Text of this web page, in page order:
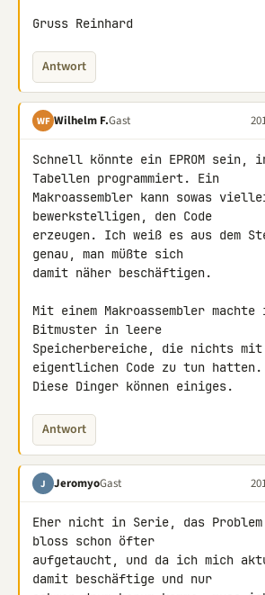
Gruss Reinhard
Antwort
WF Wilhelm F.Gast
Schnell könnte ein EPROM sein,
Tabellen programmiert. Ein
Makroassembler kann sowas
bewerkstelligen, den Code
erzeugen. Ich weiß es aus dem
genau, man müßte sich
damit näher beschäftigen.
Mit einem Makroassembler
Bitmuster in leere
Speicherbereiche, die nichts mit
eigentlichen Code zu tun hatten.
Diese Dinger können einiges.
Antwort
J JeromyoGast
Eher nicht in Serie, das
bloss schon öfter
aufgetaucht, und da ich mich
damit beschäftige und nur